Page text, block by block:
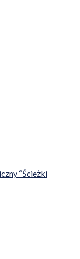
“Ścieżki